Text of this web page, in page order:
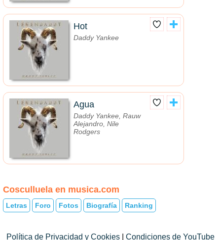
Hot
Daddy Yankee
Agua
Daddy Yankee, Rauw
Alejandro, Nile
Rodgers
Cosculluela en musica.com
Letras Foro Fotos Biografía Ranking
Política de Privacidad y Cookies Condiciones de YouTube